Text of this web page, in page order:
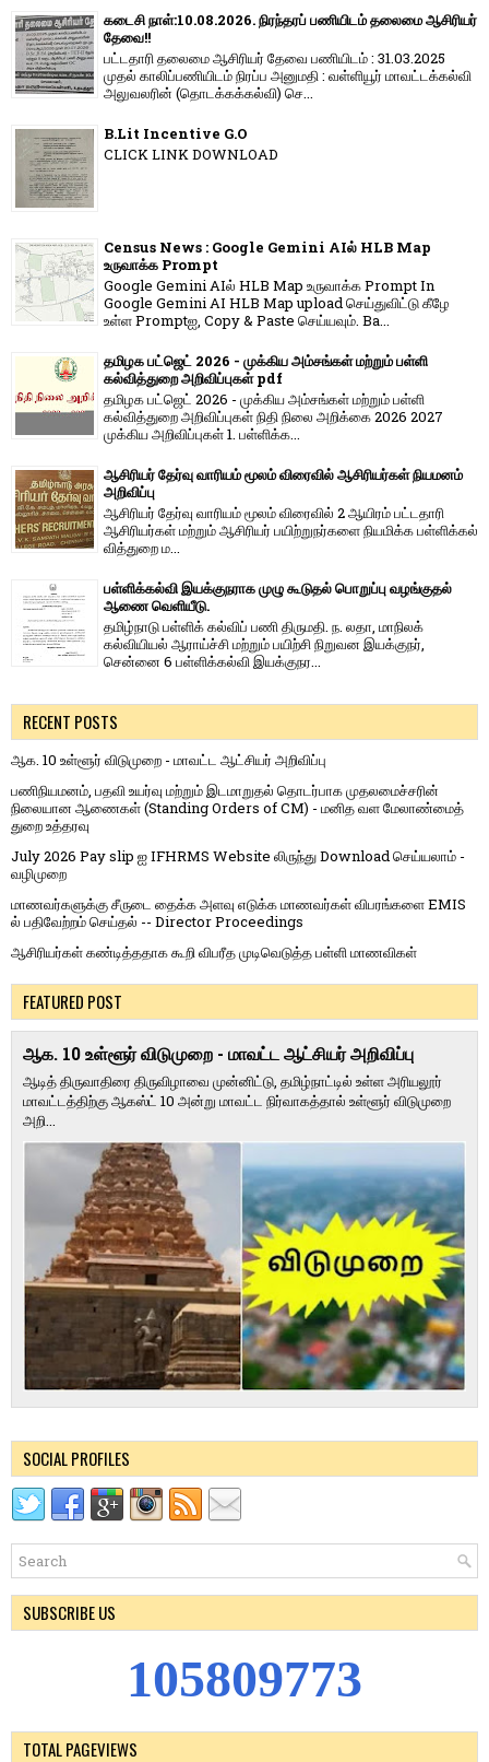
கடைசி நாள்:10.08.2026. நிரந்தரப் பணியிடம் தலைமை ஆசிரியர்
தேவை!!
பட்டதாரி தலைமை ஆசிரியர் தேவை பணியிடம் : 31.03.2025
முதல் காலிப்பணியிடம் நிரப்ப அனுமதி : வள்ளியூர் மாவட்டக்கல்வி
அலுவலரின் (தொடக்கக்கல்வி) செ...
B.Lit Incentive G.O
CLICK LINK DOWNLOAD
Census News : Google Gemini AIல் HLB Map
உருவாக்க Prompt
Google Gemini AIல் HLB Map உருவாக்க Prompt In
Google Gemini AI HLB Map upload செய்துவிட்டு கீழே
உள்ள Promptஐ, Copy & Paste செய்யவும். Ba...
தமிழக பட்ஜெட் 2026 - முக்கிய அம்சங்கள் மற்றும் பள்ளி
கல்வித்துறை அறிவிப்புகள் pdf
தமிழக பட்ஜெட் 2026 - முக்கிய அம்சங்கள் மற்றும் பள்ளி
கல்வித்துறை அறிவிப்புகள் நிதி நிலை அறிக்கை 2026 2027
முக்கிய அறிவிப்புகள் 1. பள்ளிக்க...
ஆசிரியர் தேர்வு வாரியம் மூலம் விரைவில் ஆசிரியர்கள் நியமனம்
அறிவிப்பு
ஆசிரியர் தேர்வு வாரி​யம் மூலம் விரை​வில் 2 ஆயிரம் பட்​ட​தாரி
ஆசிரியர்​கள் மற்​றும் ஆசிரியர் பயிற்றுநர்​களை நியமிக்க பள்​ளிக்​கல்​
வித்​துறை ம...
பள்ளிக்கல்வி இயக்குநராக முழு கூடுதல் பொறுப்பு வழங்குதல்
ஆணை வெளியீடு.
தமிழ்நாடு பள்ளிக் கல்விப் பணி திருமதி. ந. லதா, மாநிலக்
கல்வியியல் ஆராய்ச்சி மற்றும் பயிற்சி நிறுவன இயக்குநர்,
சென்னை 6 பள்ளிக்கல்வி இயக்குநர...
RECENT POSTS
ஆக. 10 உள்ளூர் விடுமுறை - மாவட்ட ஆட்சியர் அறிவிப்பு
பணிநியமனம், பதவி உயர்வு மற்றும் இடமாறுதல் தொடர்பாக முதலமைச்சரின்
நிலையான ஆணைகள் (Standing Orders of CM) - மனித வள மேலாண்மைத்
துறை உத்தரவு
July 2026 Pay slip ஐ IFHRMS Website லிருந்து Download செய்யலாம் -
வழிமுறை
மாணவர்களுக்கு சீருடை தைக்க அளவு எடுக்க மாணவர்கள் விபரங்களை EMIS
ல் பதிவேற்றம் செய்தல் -- Director Proceedings
ஆசிரியர்கள் கண்டித்ததாக கூறி விபரீத முடிவெடுத்த பள்ளி மாணவிகள்
FEATURED POST
ஆக. 10 உள்ளூர் விடுமுறை - மாவட்ட ஆட்சியர் அறிவிப்பு
ஆடித் திருவாதிரை திருவிழாவை முன்னிட்டு, தமிழ்நாட்டில் உள்ள அரியலூர்
மாவட்டத்திற்கு ஆகஸ்ட் 10 அன்று மாவட்ட நிர்வாகத்தால் உள்ளூர் விடுமுறை
அறி...
SOCIAL PROFILES
SUBSCRIBE US
105809773
TOTAL PAGEVIEWS